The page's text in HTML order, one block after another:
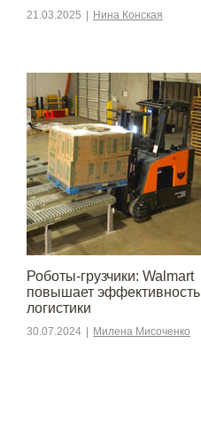
21.03.2025 Нина Конская
Роботы-грузчики: Walmart
повышает эффективность
логистики
30.07.2024 Милена Мисоченко